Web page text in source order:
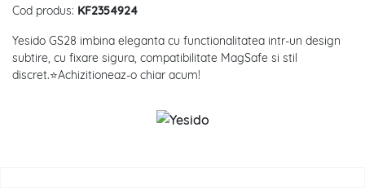
Cod produs: KF2354924
Yesido GS28 imbina eleganta cu functionalitatea intr-un design
subtire, cu fixare sigura, compatibilitate MagSafe si stil
discret.⭐Achizitioneaz-o chiar acum!